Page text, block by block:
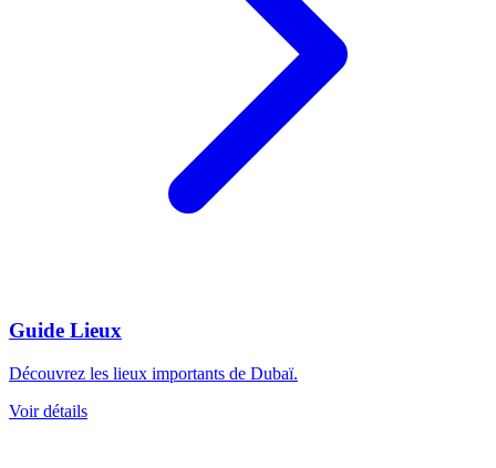
Guide Lieux
Découvrez les lieux importants de Dubaï.
Voir détails